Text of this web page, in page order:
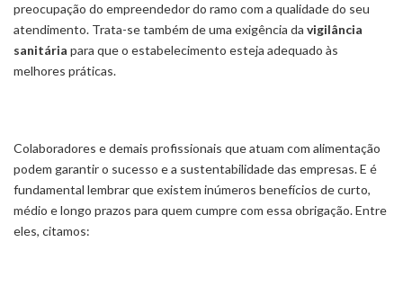
preocupação do empreendedor do ramo com a qualidade do seu
atendimento. Trata-se também de uma exigência da vigilância
sanitária para que o estabelecimento esteja adequado às
melhores práticas.
Colaboradores e demais profissionais que atuam com alimentação
podem garantir o sucesso e a sustentabilidade das empresas. E é
fundamental lembrar que existem inúmeros benefícios de curto,
médio e longo prazos para quem cumpre com essa obrigação. Entre
eles, citamos: